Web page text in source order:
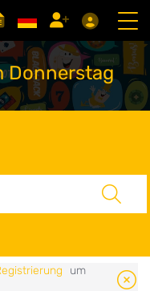
Donnerstag
um